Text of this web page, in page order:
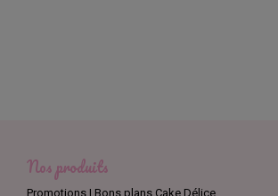
Nos produits
Promotions | Bons plans Cake Délice